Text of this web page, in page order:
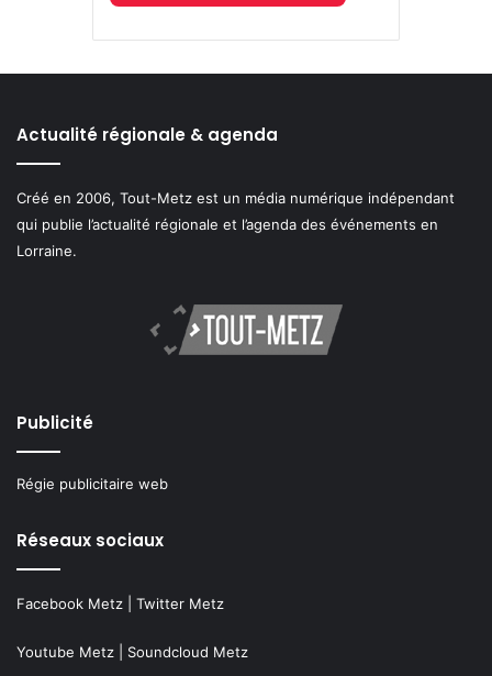
Actualité régionale & agenda
Créé en 2006, Tout-Metz est un média numérique indépendant
qui publie l’actualité régionale et l’agenda des événements en
Lorraine.
Publicité
Régie publicitaire web
Réseaux sociaux
Facebook Metz Twitter Metz
Youtube Metz Soundcloud Metz